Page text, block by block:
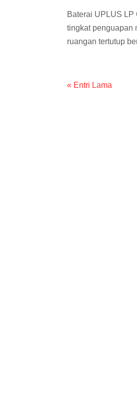
Baterai UPLUS
tingkat penguapan
ruangan tertutup
« Entri Lama